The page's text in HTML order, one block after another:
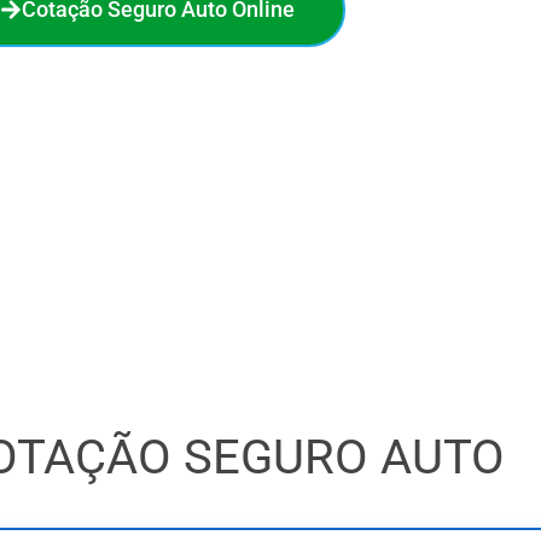
Cotação Seguro Auto Online
SEGURO AUTO